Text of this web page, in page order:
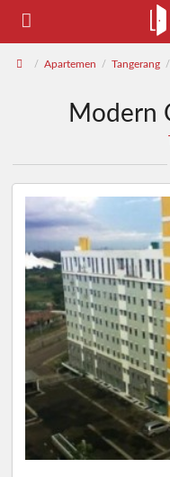
/ Apartemen / Tangerang /
Modern